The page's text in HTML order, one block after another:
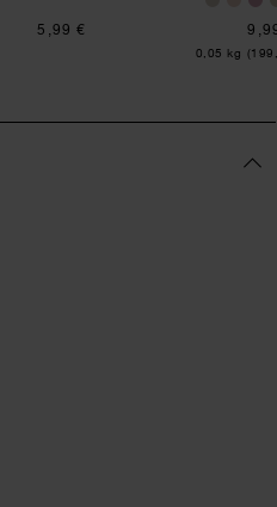
5,99 €
Inhalt:
0,05 kg